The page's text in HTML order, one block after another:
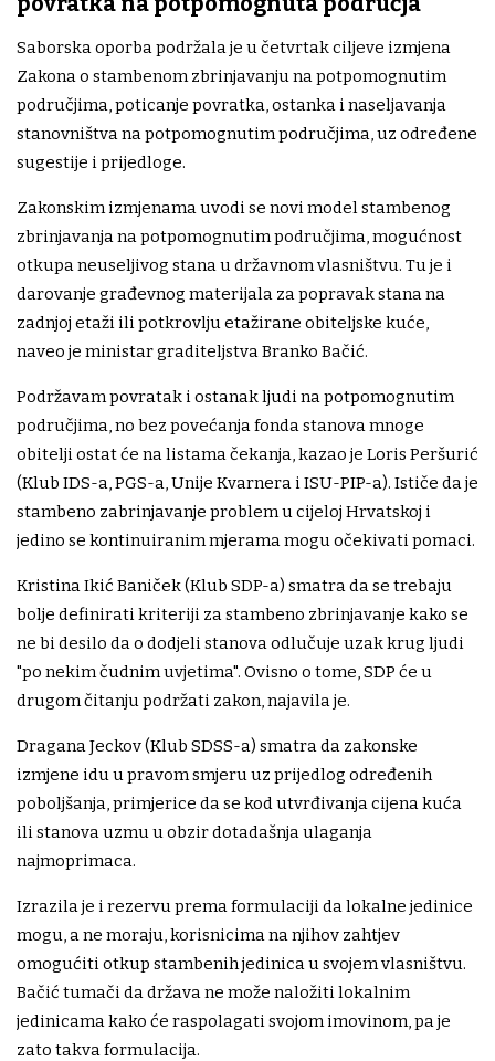
Saborska oporba podržala je u četvrtak ciljeve izmjena
Zakona o stambenom zbrinjavanju na potpomognutim
područjima, poticanje povratka, ostanka i naseljavanja
stanovništva na potpomognutim područjima, uz određene
sugestije i prijedloge.
Zakonskim izmjenama uvodi se novi model stambenog
zbrinjavanja na potpomognutim područjima, mogućnost
otkupa neuseljivog stana u državnom vlasništvu. Tu je i
darovanje građevnog materijala za popravak stana na
zadnjoj etaži ili potkrovlju etažirane obiteljske kuće,
naveo je ministar graditeljstva Branko Bačić.
Podržavam povratak i ostanak ljudi na potpomognutim
područjima, no bez povećanja fonda stanova mnoge
obitelji ostat će na listama čekanja, kazao je Loris Peršurić
(Klub IDS-a, PGS-a, Unije Kvarnera i ISU-PIP-a). Ističe da je
stambeno zabrinjavanje problem u cijeloj Hrvatskoj i
jedino se kontinuiranim mjerama mogu očekivati pomaci.
Kristina Ikić Baniček (Klub SDP-a) smatra da se trebaju
bolje definirati kriteriji za stambeno zbrinjavanje kako se
ne bi desilo da o dodjeli stanova odlučuje uzak krug ljudi
"po nekim čudnim uvjetima". Ovisno o tome, SDP će u
drugom čitanju podržati zakon, najavila je.
Dragana Jeckov (Klub SDSS-a) smatra da zakonske
izmjene idu u pravom smjeru uz prijedlog određenih
poboljšanja, primjerice da se kod utvrđivanja cijena kuća
ili stanova uzmu u obzir dotadašnja ulaganja
najmoprimaca.
Izrazila je i rezervu prema formulaciji da lokalne jedinice
mogu, a ne moraju, korisnicima na njihov zahtjev
omogućiti otkup stambenih jedinica u svojem vlasništvu.
Bačić tumači da država ne može naložiti lokalnim
jedinicama kako će raspolagati svojom imovinom, pa je
zato takva formulacija.